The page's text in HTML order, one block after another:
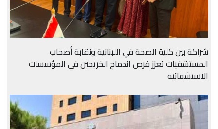
شراكة بين كلية الصحة في اللبنانية ونقابة أصحاب
المستشفيات تعزز فرص اندماج الخريجين في المؤسسات
الاستشفائية